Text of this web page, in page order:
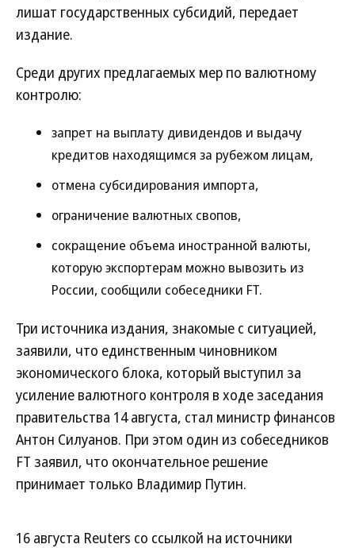
лишат государственных субсидий, передает
издание.
Среди других предлагаемых мер по валютному
контролю:
запрет на выплату дивидендов и выдачу
кредитов находящимся за рубежом лицам,
отмена субсидирования импорта,
ограничение валютных свопов,
сокращение объема иностранной валюты,
которую экспортерам можно вывозить из
России, сообщили собеседники FT.
Три источника издания, знакомые с ситуацией,
заявили, что единственным чиновником
экономического блока, который выступил за
усиление валютного контроля в ходе заседания
правительства 14 августа, стал министр финансов
Антон Силуанов. При этом один из собеседников
FT заявил, что окончательное решение
принимает только Владимир Путин.
16 августа Reuters со ссылкой на источники